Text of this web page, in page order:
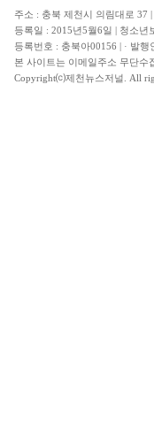
주소 : 충북 제천시 의림대로 37
등록일 : 2015년5월6일 | 청소
등록번호 : 충북아00156 | · 발
본 사이트는 이메일주소 무단수
Copyright⒞제천뉴스저널. All